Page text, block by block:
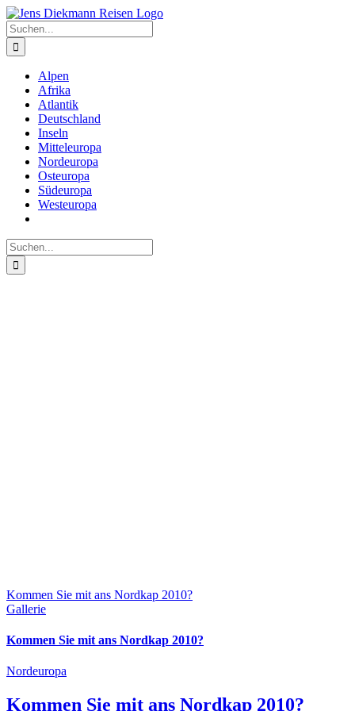
Zum
Inhalt
springen
Suche
nach:
Alpen
Afrika
Atlantik
Deutschland
Inseln
Mitteleuropa
Nordeuropa
Osteuropa
Südeuropa
Westeuropa
Suche
nach:
Kommen Sie mit ans Nordkap 2010?
Gallerie
Kommen Sie mit ans Nordkap 2010?
Nordeuropa
Kommen Sie mit ans Nordkap 2010?